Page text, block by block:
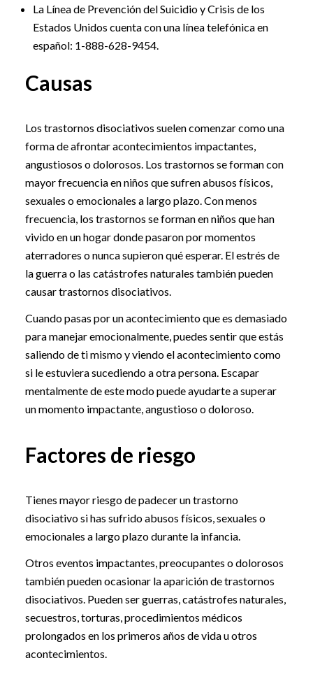
La Línea de Prevención del Suicidio y Crisis de los
Estados Unidos cuenta con una línea telefónica en
español: 1-888-628-9454.
Causas
Los trastornos disociativos suelen comenzar como una
forma de afrontar acontecimientos impactantes,
angustiosos o dolorosos. Los trastornos se forman con
mayor frecuencia en niños que sufren abusos físicos,
sexuales o emocionales a largo plazo. Con menos
frecuencia, los trastornos se forman en niños que han
vivido en un hogar donde pasaron por momentos
aterradores o nunca supieron qué esperar. El estrés de
la guerra o las catástrofes naturales también pueden
causar trastornos disociativos.
Cuando pasas por un acontecimiento que es demasiado
para manejar emocionalmente, puedes sentir que estás
saliendo de ti mismo y viendo el acontecimiento como
si le estuviera sucediendo a otra persona. Escapar
mentalmente de este modo puede ayudarte a superar
un momento impactante, angustioso o doloroso.
Factores de riesgo
Tienes mayor riesgo de padecer un trastorno
disociativo si has sufrido abusos físicos, sexuales o
emocionales a largo plazo durante la infancia.
Otros eventos impactantes, preocupantes o dolorosos
también pueden ocasionar la aparición de trastornos
disociativos. Pueden ser guerras, catástrofes naturales,
secuestros, torturas, procedimientos médicos
prolongados en los primeros años de vida u otros
acontecimientos.